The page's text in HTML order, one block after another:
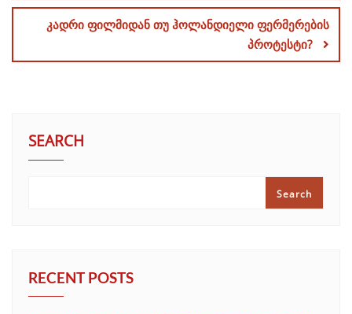
კადრი ფილმიდან თუ ჰოლანდიელი ფერმერების
პროტესტი?
SEARCH
Search
RECENT POSTS